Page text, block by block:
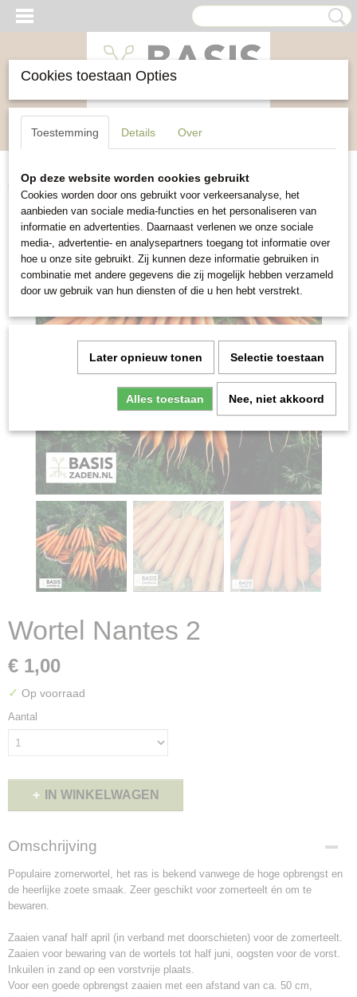
Inloggen Registreren
Home>Groente>Wortel Nantes 2
Wortel Nantes 2
€ 1,00
✓ Op voorraad
Aantal
IN WINKELWAGEN
Omschrijving
Populaire zomerwortel, het ras is bekend vanwege de hoge opbrengst en
de heerlijke zoete smaak. Zeer geschikt voor zomerteelt én om te
bewaren.
Zaaien vanaf half april (in verband met doorschieten) voor de zomerteelt.
Zaaien voor bewaring van de wortels tot half juni, oogsten voor de vorst.
Inkuilen in zand op een vorstvrije plaats.
Voor een goede opbrengst zaaien met een afstand van ca. 50 cm,
Cookies toestaan Opties
Toestemming Details Over
Op deze website worden cookies gebruikt
Cookies worden door ons gebruikt voor verkeersanalyse, het
aanbieden van sociale media-functies en het personaliseren van
informatie en advertenties. Daarnaast verlenen we onze sociale
media-, advertentie- en analysepartners toegang tot informatie over
hoe u onze site gebruikt. Zij kunnen deze informatie gebruiken in
combinatie met andere gegevens die zij mogelijk hebben verzameld
door uw gebruik van hun diensten of die u hen hebt verstrekt.
Later opnieuw tonen Selectie toestaan
Alles toestaan Nee, niet akkoord